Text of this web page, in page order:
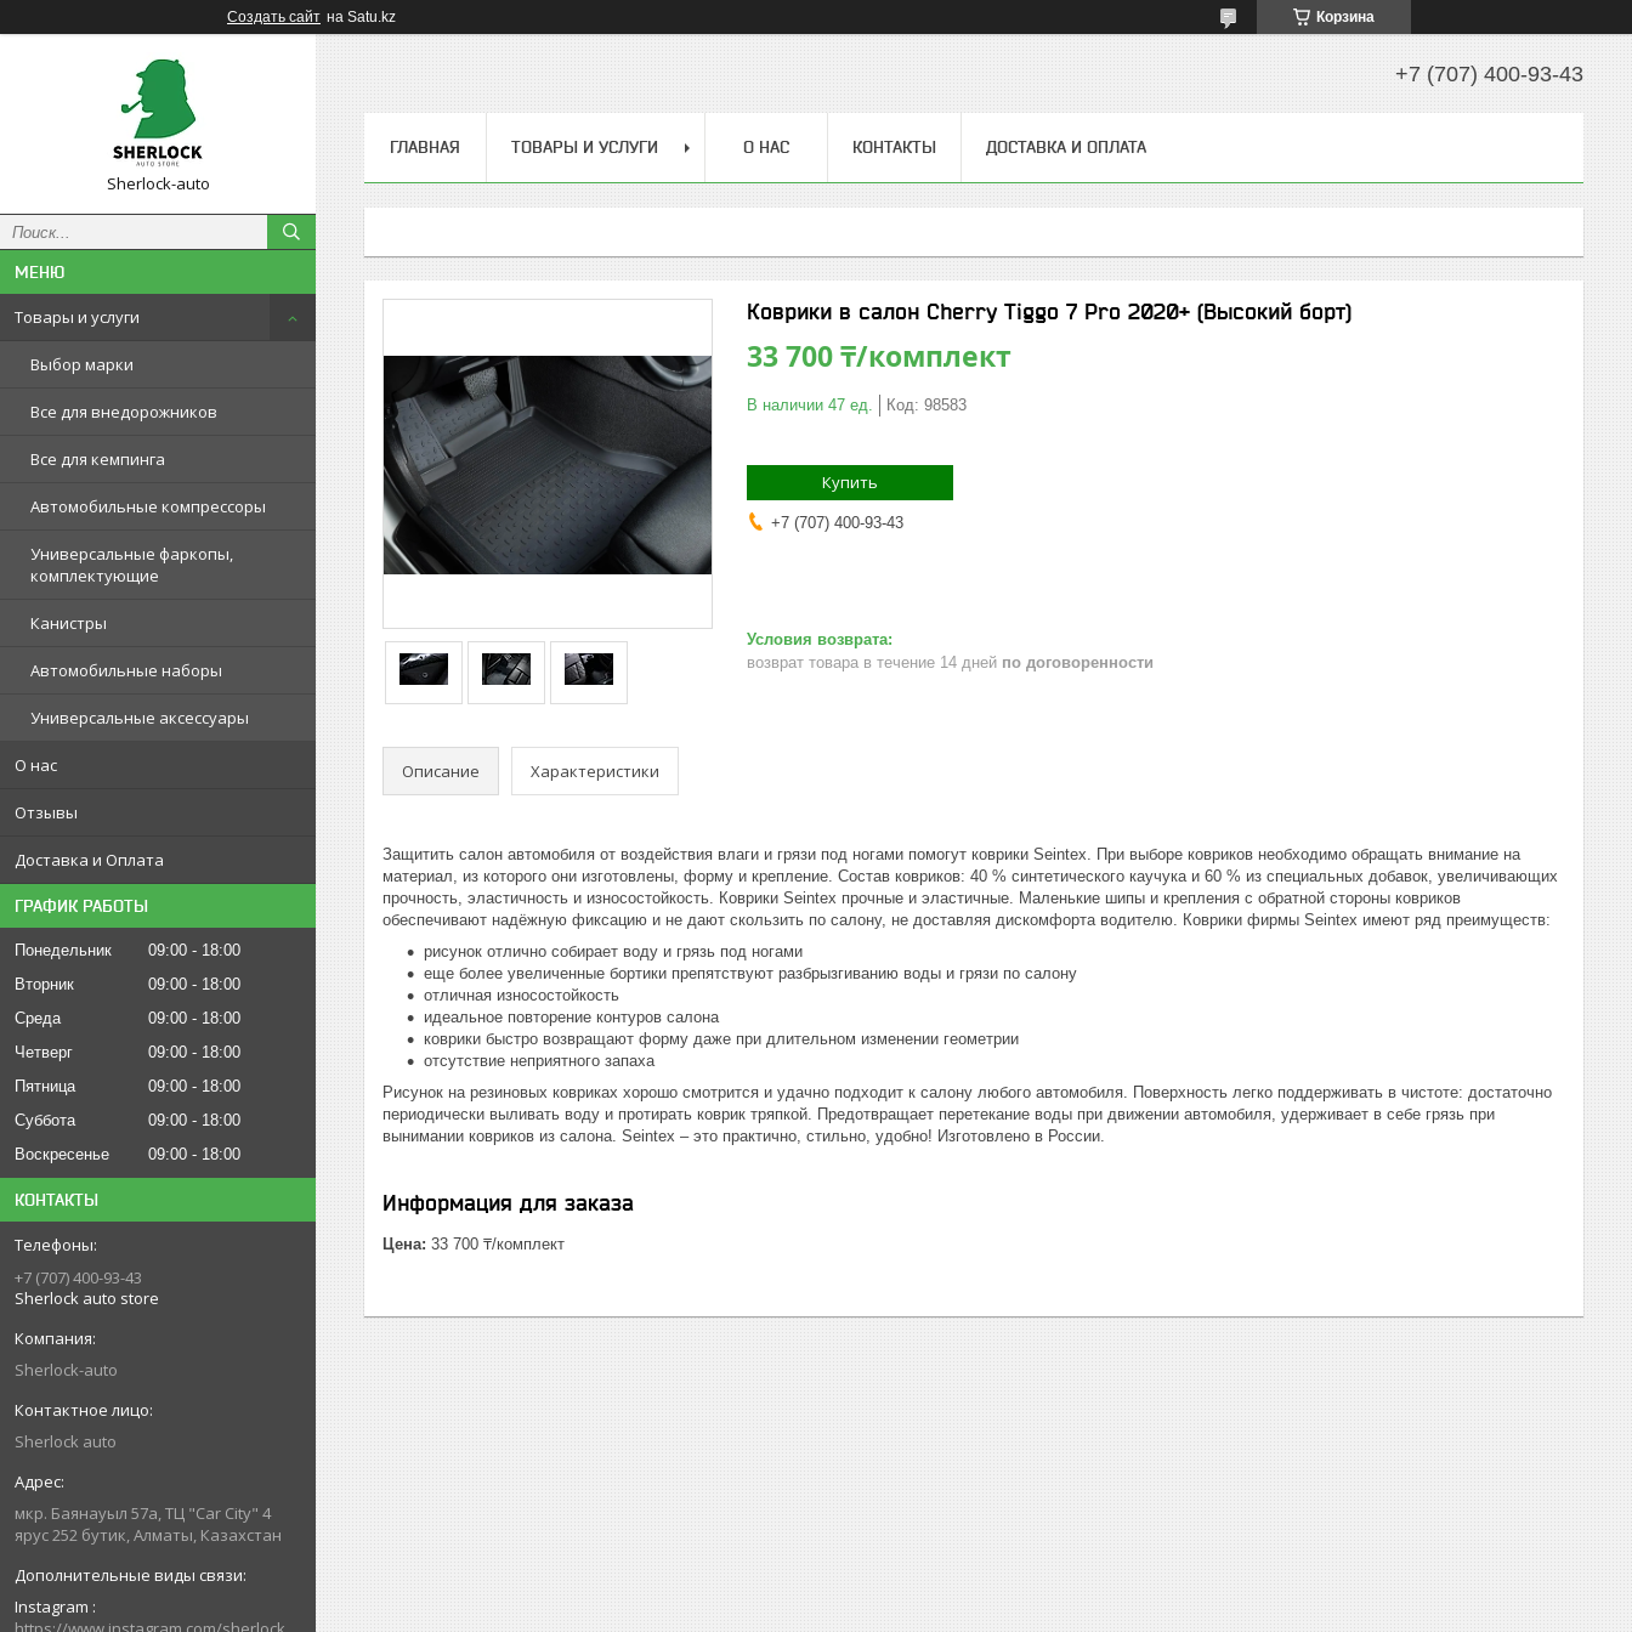
Создать сайт на Satu.kz Корзина
Sherlock-auto
Товары и услуги
Выбор марки
Все для внедорожников
Все для кемпинга
Автомобильные компрессоры
Универсальные фаркопы,
комплектующие
Канистры
Автомобильные наборы
Универсальные аксессуары
О нас
Отзывы
Доставка и Оплата
ГРАФИК РАБОТЫ
Понедельник 09:00
18:00
Вторник
09:00
18:00
Среда
09:00
18:00
Четверг
09:00
18:00
Пятница
09:00
18:00
Суббота
09:00
18:00
Воскресенье
09:00 18:00
КОНТАКТЫ
+7 (707) 400-93-43
Sherlock auto store
Sherlock-auto
Sherlock auto
мкр. Баянауыл 57а, ТЦ "Car Сity" 4
ярус 252 бутик, Алматы, Казахстан
Instagram
+7 (707) 400-93-43
ГЛАВНАЯ ТОВАРЫ И УСЛУГИ О НАС КОНТАКТЫ ДОСТАВКА И ОПЛАТА
Коврики в салон Cherry Tiggo 7 Pro 2020+ (Высокий борт)
33 700 ₸/комплект
В наличии 47 ед. Код: 98583
Купить
+7 (707) 400-93-43
возврат товара в течение 14 дней по договоренности
Описание Характеристики
Защитить салон автомобиля от воздействия влаги и грязи под ногами помогут коврики Seintex. При выборе ковриков необходимо обращать внимание на
материал, из которого они изготовлены, форму и крепление. Состав ковриков: 40 % синтетического каучука и 60 % из специальных добавок, увеличивающих
прочность, эластичность и износостойкость. Коврики Seintex прочные и эластичные. Маленькие шипы и крепления с обратной стороны ковриков
обеспечивают надёжную фиксацию и не дают скользить по салону, не доставляя дискомфорта водителю. Коврики фирмы Seintex имеют ряд преимуществ:
рисунок отлично собирает воду и грязь под ногами
еще более увеличенные бортики препятствуют разбрызгиванию воды и грязи по салону
отличная износостойкость
идеальное повторение контуров салона
коврики быстро возвращают форму даже при длительном изменении геометрии
отсутствие неприятного запаха
Рисунок на резиновых ковриках хорошо смотрится и удачно подходит к салону любого автомобиля. Поверхность легко поддерживать в чистоте: достаточно
периодически выливать воду и протирать коврик тряпкой. Предотвращает перетекание воды при движении автомобиля, удерживает в себе грязь при
вынимании ковриков из салона. Seintex – это практично, стильно, удобно! Изготовлено в России.
Информация для заказа
Цена: 33 700 ₸/комплект